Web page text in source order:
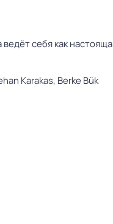
себя как
Karakas, Berke Bük